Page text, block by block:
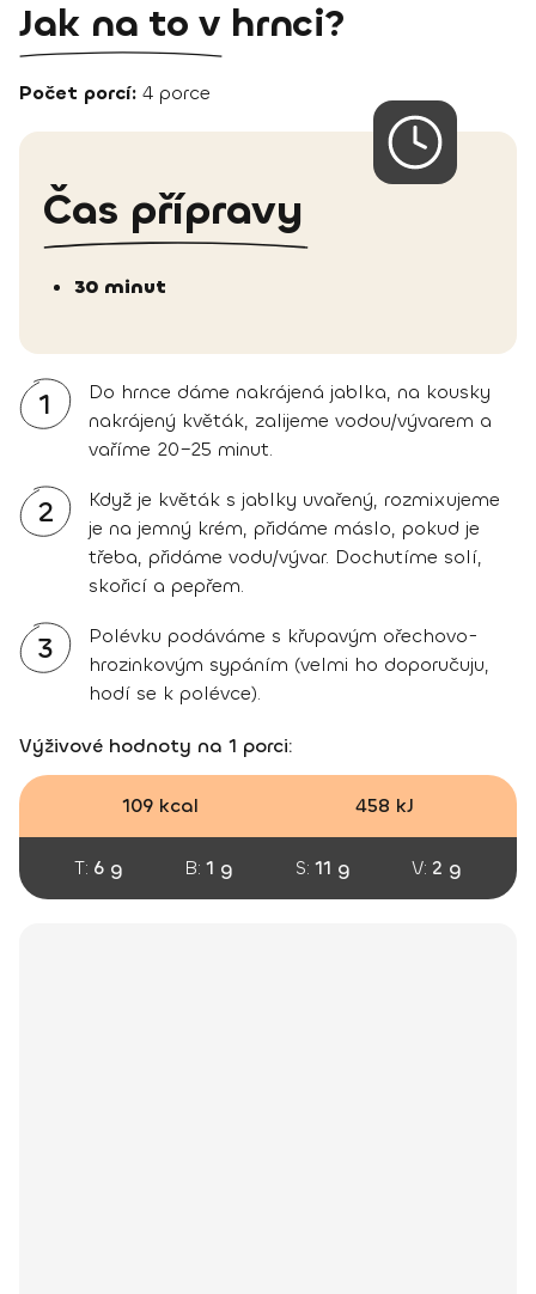
Jak na to v hrnci?
Počet porcí: 4 porce
Čas přípravy
30 minut
1
Do hrnce dáme nakrájená jablka, na kousky
nakrájený květák, zalijeme vodou/vývarem a
vaříme 20–25 minut.
2
Když je květák s jablky uvařený, rozmixujeme
je na jemný krém, přidáme máslo, pokud je
třeba, přidáme vodu/vývar. Dochutíme solí,
skořicí a pepřem.
3
Polévku podáváme s křupavým ořechovo-
hrozinkovým sypáním (velmi ho doporučuju,
hodí se k polévce).
Výživové hodnoty na 1 porci:
109 kcal 458 kJ
T: 6 g B: 1 g S: 11 g V: 2 g